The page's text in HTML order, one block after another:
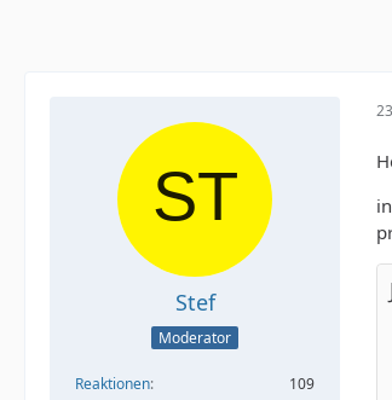
Stef
Moderator
Reaktionen 109